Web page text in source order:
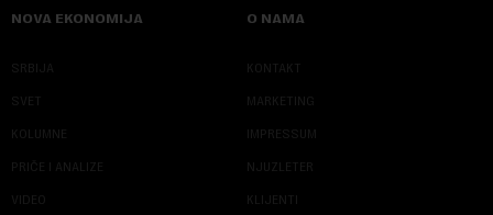
NOVA EKONOMIJA
SRBIJA
SVET
KOLUMNE
PRIČE I ANALIZE
VIDEO
O NAMA
KONTAKT
MARKETING
IMPRESSUM
NJUZLETER
KLIJENTI